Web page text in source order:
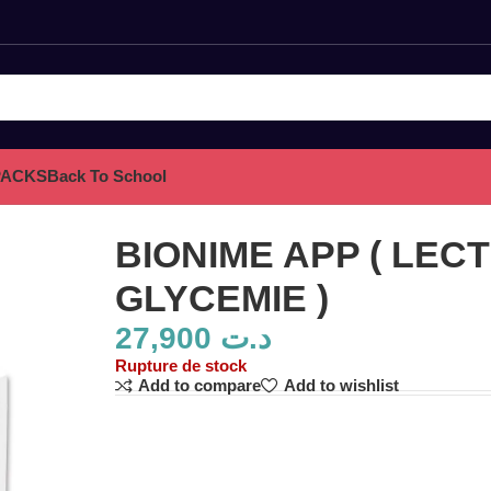
Back To School
BIONIME APP (
GLYCEMIE )
د.ت
Rupture de stock
Add to compare
Add to wishlist